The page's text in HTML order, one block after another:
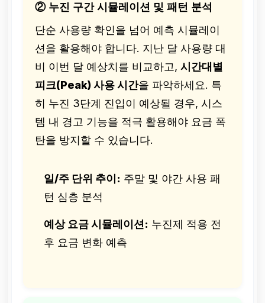
② 누진 구간 시뮬레이션 및 패턴 분석
단순 사용량 확인을 넘어 예측 시뮬레이
션을 활용해야 합니다. 지난 달 사용량 대
비 이번 달 예상치를 비교하고,시간대별
피크(Peak) 사용 시간을 파악하세요. 특
히 누진 3단계 진입이 예상될 경우, 시스
템 내 경고 기능을 적극 활용해야 요금 폭
탄을 방지할 수 있습니다.
일/주 단위 추이: 주말 및 야간 사용 패
턴 심층 분석
예상 요금 시뮬레이션: 누진제 적용 전
후 요금 변화 예측